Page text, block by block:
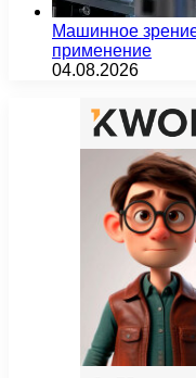
Машинное
применение
04.08.2026